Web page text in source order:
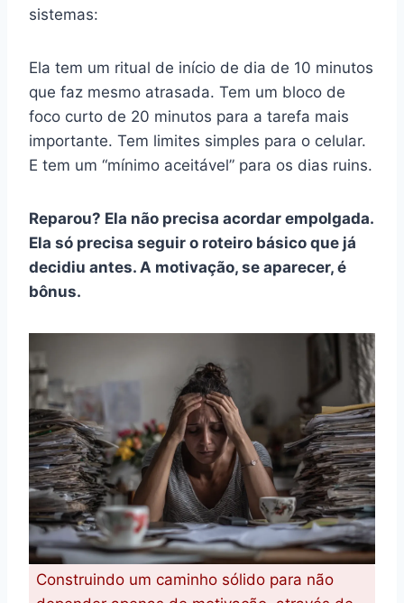
sistemas:
Ela tem um ritual de início de dia de 10 minutos
que faz mesmo atrasada. Tem um bloco de
foco curto de 20 minutos para a tarefa mais
importante. Tem limites simples para o celular.
E tem um “mínimo aceitável” para os dias ruins.
Reparou? Ela não precisa acordar empolgada.
Ela só precisa seguir o roteiro básico que já
decidiu antes. A motivação, se aparecer, é
bônus.
Construindo um caminho sólido para não